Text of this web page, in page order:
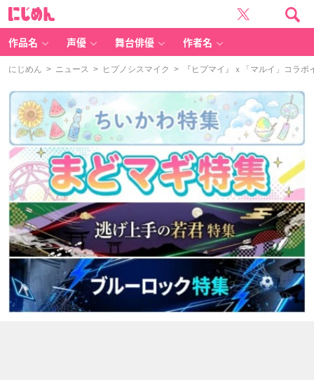
作品名 声優 舞台俳優 作者名
にじめん > ニュース > ヒプノシスマイク > 『ヒプマイ』ｘ「マルイ」コラボ